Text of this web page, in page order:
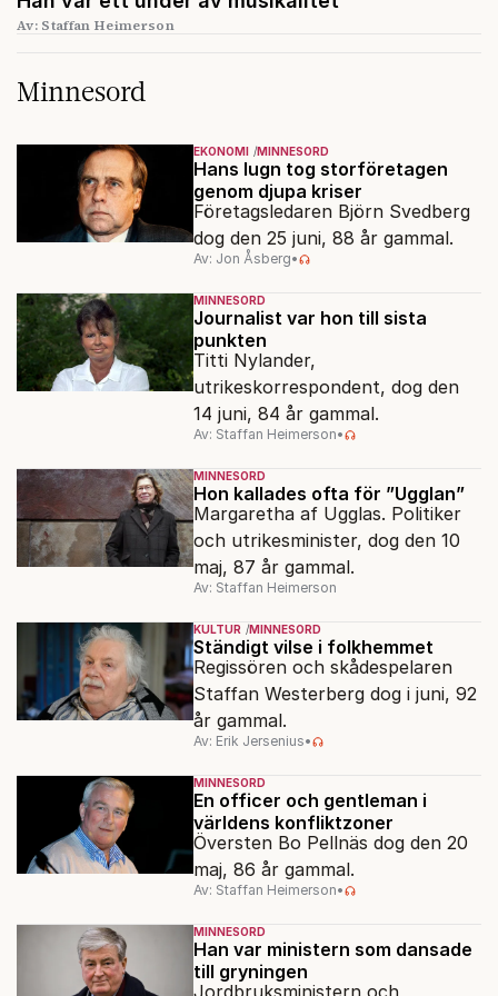
Av: Staffan Heimerson
Minnesord
EKONOMI MINNESORD
Hans lugn tog storföretagen
genom djupa kriser
Företagsledaren Björn Svedberg
dog den 25 juni, 88 år gammal.
Av: Jon Åsberg•
MINNESORD
Journalist var hon till sista
punkten
Titti Nylander,
utrikeskorrespondent, dog den
14 juni, 84 år gammal.
Av: Staffan Heimerson•
MINNESORD
Hon kallades ofta för ”Ugglan”
Margaretha af Ugglas. Politiker
och utrikesminister, dog den 10
maj, 87 år gammal.
Av: Staffan Heimerson
KULTUR MINNESORD
Ständigt vilse i folkhemmet
Regissören och skådespelaren
Staffan Westerberg dog i juni, 92
år gammal.
Av: Erik Jersenius•
MINNESORD
En officer och gentleman i
världens konfliktzoner
Översten Bo Pellnäs dog den 20
maj, 86 år gammal.
Av: Staffan Heimerson•
MINNESORD
Han var ministern som dansade
till gryningen